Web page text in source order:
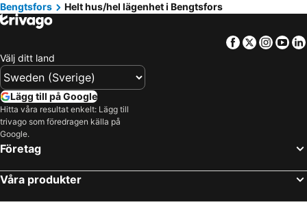
Bengtsfors
Helt hus/hel lägenhet i Bengtsfors
Facebook
Twitter
Välj ditt land
Lägg till på Google
Hitta våra resultat enkelt: Lägg till
trivago som föredragen källa på
Google.
Företag
Våra produkter